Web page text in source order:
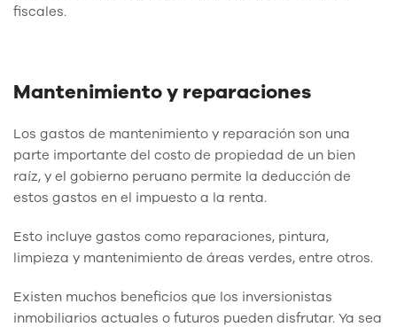
fiscales.
Mantenimiento y reparaciones
Los gastos de mantenimiento y reparación son una
parte importante del costo de propiedad de un bien
raíz, y el gobierno peruano permite la deducción de
estos gastos en el impuesto a la renta.
Esto incluye gastos como reparaciones, pintura,
limpieza y mantenimiento de áreas verdes, entre otros.
Existen muchos beneficios que los inversionistas
inmobiliarios actuales o futuros pueden disfrutar. Ya sea